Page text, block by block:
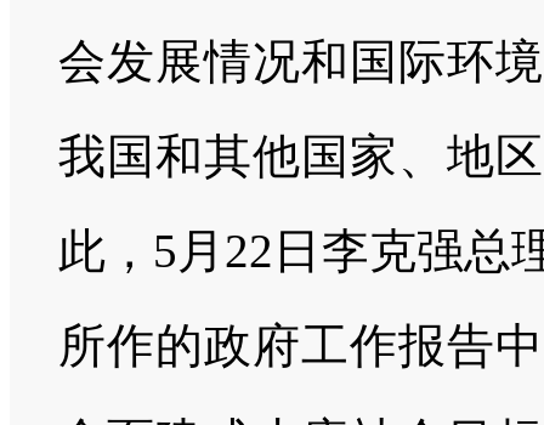
会发展情况和国际环
我国和其他国家、地
此， 5 月 22 日李克强总
所作的政府工作报告